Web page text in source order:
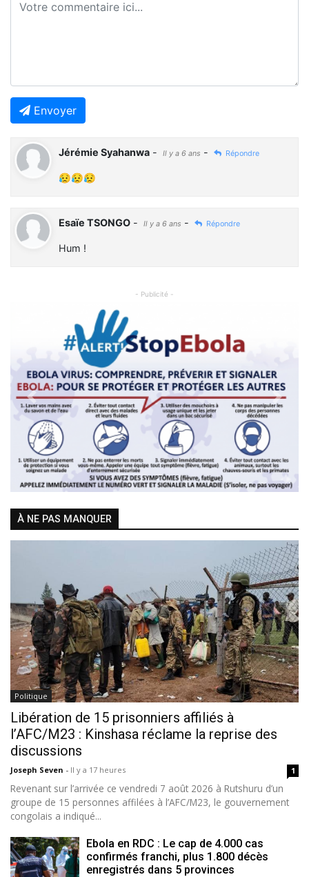
Envoyer
Jérémie Syahanwa - Il y a 6 ans - Répondre
😥😥😥
Esaïe TSONGO - Il y a 6 ans - Répondre
Hum !
- Publicité -
Previous Next
À NE PAS MANQUER
Politique
Libération de 15 prisonniers affiliés à
l’AFC/M23 : Kinshasa réclame la reprise des
discussions
Joseph Seven - Il y a 17 heures 1
Revenant sur l’arrivée ce vendredi 7 août 2026 à Rutshuru d’un
groupe de 15 personnes affilées à l’AFC/M23, le gouvernement
congolais a indiqué...
Ebola en RDC : Le cap de 4.000 cas
confirmés franchi, plus 1.800 décès
enregistrés dans 5 provinces